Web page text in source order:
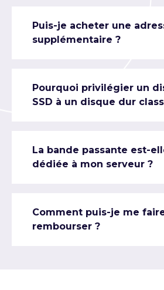
Puis-je acheter une
supplémentaire ?
Pourquoi privilégier un
SSD à un disque dur
La bande passante est-
dédiée à mon serveur ?
Comment puis-je me
rembourser ?